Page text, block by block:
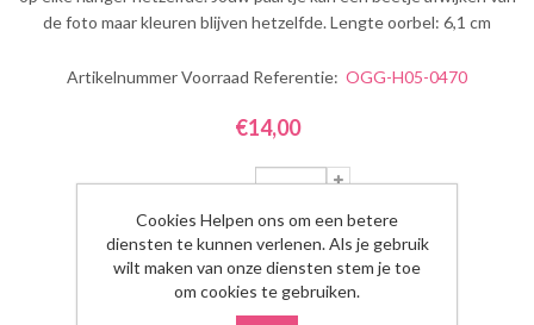
de foto maar kleuren blijven hetzelfde. Lengte oorbel: 6,1 cm
Artikelnummer Voorraad Referentie: OGG-H05-0470
€14,00
Aantal:
Cookies Helpen ons om een betere
diensten te kunnen verlenen. Als je gebruik
wilt maken van onze diensten stem je toe
om cookies te gebruiken.